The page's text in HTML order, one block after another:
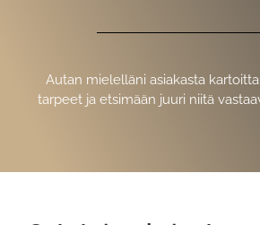
Autan mielelläni asiakasta
tarpeet ja etsimään juuri niitä